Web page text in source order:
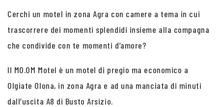
Cerchi un motel in zona Agra con camere a tema in cui
trascorrere dei momenti splendidi insieme alla compagna
che condivide con te momenti d’amore?
Il MO.OM Motel è un motel di pregio ma economico a
Olgiate Olona, in zona Agra e ad una manciata di minuti
dall’uscita A8 di Busto Arsizio.